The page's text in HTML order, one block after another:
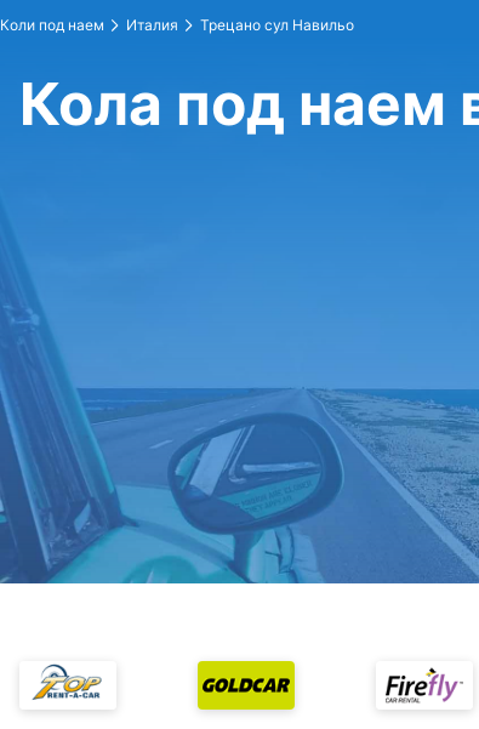
Коли под наем Италия Трецано сул Навильо
Кола под наем